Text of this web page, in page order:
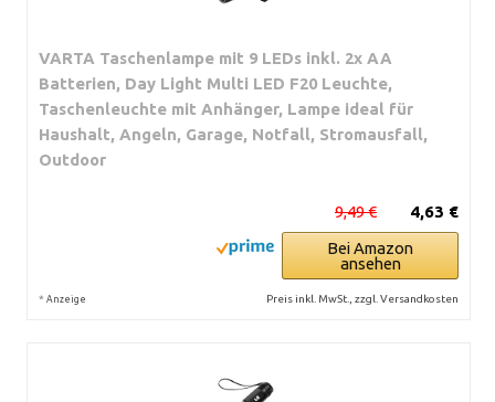
VARTA Taschenlampe mit 9 LEDs inkl. 2x AA
Batterien, Day Light Multi LED F20 Leuchte,
Taschenleuchte mit Anhänger, Lampe ideal für
Haushalt, Angeln, Garage, Notfall, Stromausfall,
Outdoor
4,63 €
9,49 €
Bei Amazon
ansehen
* Anzeige Preis inkl. MwSt., zzgl. Versandkosten